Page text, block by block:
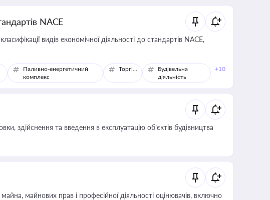
NACE
видів економічної діяльності до стандартів NACE,
Паливно-енергетичний
комплекс
Торгівля
Будівельна
діяльність
+10
здійснення та введення в експлуатацію об’єктів будівництва
майнових прав і професійної діяльності оцінювачів, включно